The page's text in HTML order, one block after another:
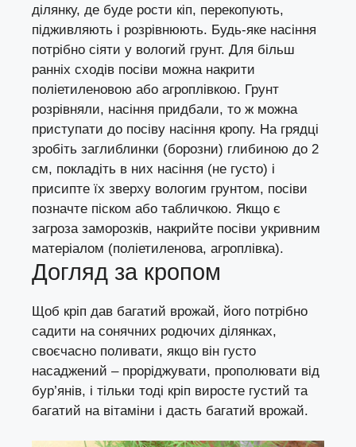
ділянку, де буде рости кіп, перекопують,
підживляють і розрівнюють. Будь-яке насіння
потрібно сіяти у вологий грунт. Для більш
ранніх сходів посіви можна накрити
поліетиленовою або агроплівкою. Грунт
розрівняли, насіння придбали, то ж можна
приступати до посіву насіння кропу. На грядці
зробіть заглиблинки (борозни) глибиною до 2
см, покладіть в них насіння (не густо) і
присипте їх зверху вологим грунтом, посіви
позначте піском або табличкою. Якщо є
загроза заморозків, накрийте посіви укривним
матеріалом (поліетиленова, агроплівка).
Догляд за кропом
Щоб кріп дав багатий врожай, його потрібно
садити на сонячних родючих ділянках,
своєчасно поливати, якщо він густо
насаджений – проріджувати, прополювати від
бур’янів, і тільки тоді кріп виросте густий та
багатий на вітаміни і дасть багатий врожай.